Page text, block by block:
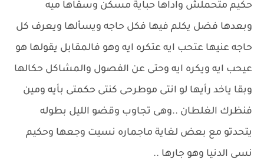
حكيم متحملش واداها حباية مسكن وسقاها ميه
وبعدها فضل يكلم فيها فكل حاجه ويسألها ويعرف كل
حاجه عنيها عتحب ايه عتكره ايه وهو فالمقابل يقولها هو
عيحب ايه ويكره ايه وحتى عن الفصول والمشاكل حكالها
وبقا ياخد رأيها لو انتى موطرحى كنتى حكمتى بأيه ومين
فنظرك الغلطان ..وهى تجاوب وقضو الليل بطوله
يتحدتو مع بعض لغاية ماجماره نسيت وجعها وحكيم
نسى الدنيا وهو جارها ..